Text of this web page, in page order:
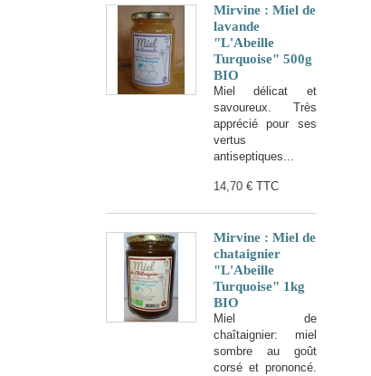
Mirvine : Miel de
lavande
"L'Abeille
Turquoise" 500g
BIO
Miel délicat et
savoureux. Très
apprécié pour ses
vertus
antiseptiques...
14,70 € TTC
Mirvine : Miel de
chataignier
"L'Abeille
Turquoise" 1kg
BIO
Miel de
chaîtaignier: miel
sombre au goût
corsé et prononcé.